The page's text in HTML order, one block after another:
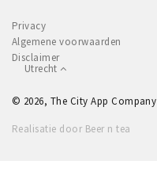
Privacy
Algemene voorwaarden
Disclaimer
Utrecht
© 2026, The City App Company
Realisatie door Beer n tea